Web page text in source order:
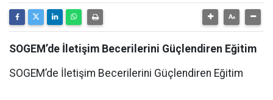
SOGEM’de İletişim Becerilerini Güçlendiren Eğitim
SOGEM’de İletişim Becerilerini Güçlendiren Eğitim